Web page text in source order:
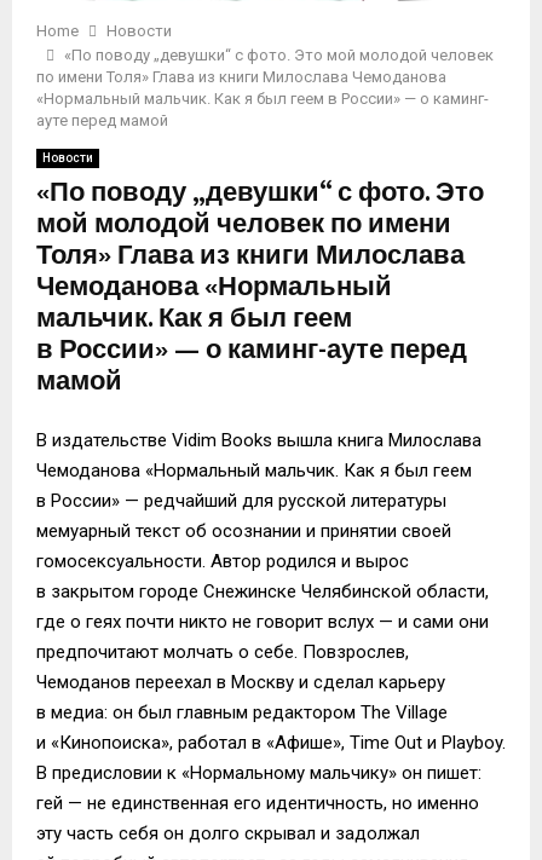
Home
Новости
«По поводу „девушки“ с фото. Это мой молодой человек
по имени Толя» Глава из книги Милослава Чемоданова
«Нормальный мальчик. Как я был геем в России» — о каминг-
ауте перед мамой
Новости
«По поводу „девушки“ с фото. Это
мой молодой человек по имени
Толя» Глава из книги Милослава
Чемоданова «Нормальный
мальчик. Как я был геем
в России» — о каминг-ауте перед
мамой
В издательстве Vidim Books вышла книга Милослава
Чемоданова «Нормальный мальчик. Как я был геем
в России» — редчайший для русской литературы
мемуарный текст об осознании и принятии своей
гомосексуальности. Автор родился и вырос
в закрытом городе Снежинске Челябинской области,
где о геях почти никто не говорит вслух — и сами они
предпочитают молчать о себе. Повзрослев,
Чемоданов переехал в Москву и сделал карьеру
в медиа: он был главным редактором The Village
и «Кинопоиска», работал в «Афише», Time Out и Playboy.
В предисловии к «Нормальному мальчику» он пишет:
гей — не единственная его идентичность, но именно
эту часть себя он долго скрывал и задолжал